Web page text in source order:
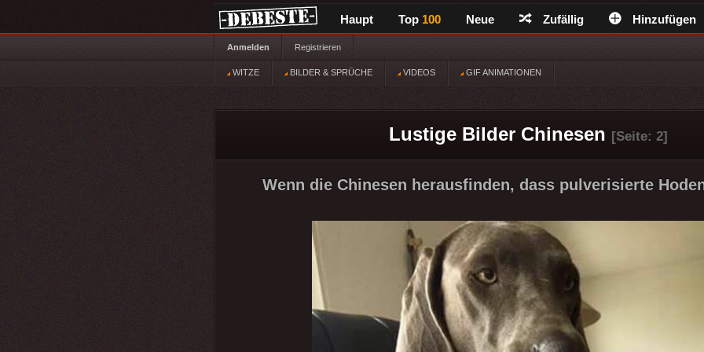
Haupt Top 100 Neue Zufällig Hinzufügen
Anmelden Registrieren
WITZE BILDER & SPRÜCHE VIDEOS GIF ANIMATIONEN
Lustige Bilder Chinesen [Seite: 2]
Wenn die Chinesen herausfinden, dass pulverisierte